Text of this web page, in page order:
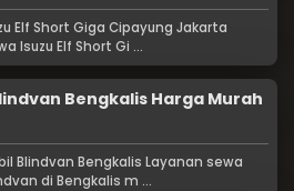
Elf Short Giga Cipayung Jakarta
Isuzu Elf Short Gi ...
Bengkalis Harga Murah
Blindvan Bengkalis Layanan sewa
di Bengkalis m ...